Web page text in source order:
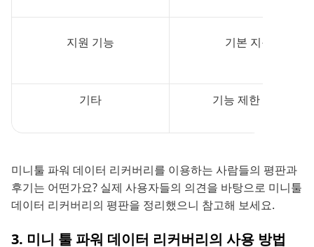
지원 기능 기본 지원
기타 기능 제한 있음
미니툴 파워 데이터 리커버리를 이용하는 사람들의 평판과
후기는 어떤가요? 실제 사용자들의 의견을 바탕으로 미니툴
데이터 리커버리의 평판을 정리했으니 참고해 보세요.
3. 미니 툴 파워 데이터 리커버리의 사용 방법